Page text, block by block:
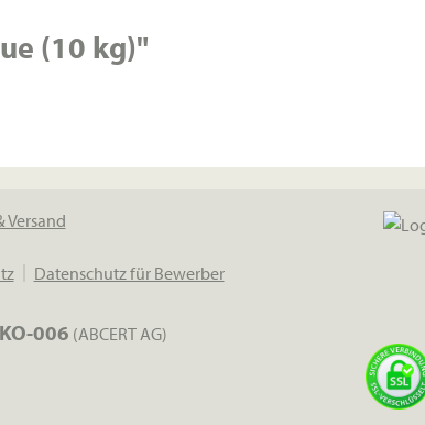
(10 kg)"
Versand
Datenschutz für Bewerber
006 (ABCERT AG)